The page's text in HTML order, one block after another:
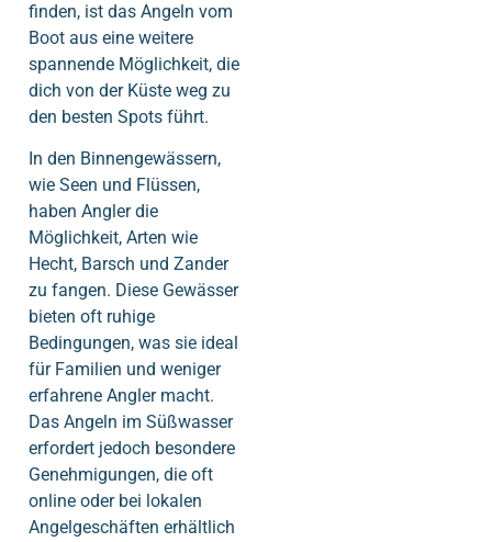
finden, ist das Angeln vom
Boot aus eine weitere
spannende Möglichkeit, die
dich von der Küste weg zu
den besten Spots führt.
In den Binnengewässern,
wie Seen und Flüssen,
haben Angler die
Möglichkeit, Arten wie
Hecht, Barsch und Zander
zu fangen. Diese Gewässer
bieten oft ruhige
Bedingungen, was sie ideal
für Familien und weniger
erfahrene Angler macht.
Das Angeln im Süßwasser
erfordert jedoch besondere
Genehmigungen, die oft
online oder bei lokalen
Angelgeschäften erhältlich